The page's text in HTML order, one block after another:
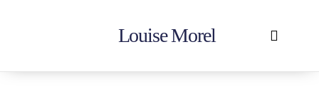
Louise Morel